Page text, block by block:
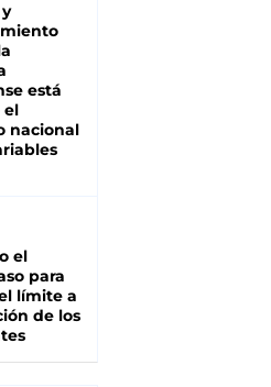
está
el
nacional
el
para
límite a
de los